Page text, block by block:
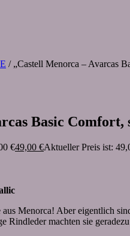
/ „Castell Menorca – Avarcas
Basic
€49,00 €Aktueller Preis ist:
Menorca! Aber eigentlich
Rindleder machten sie